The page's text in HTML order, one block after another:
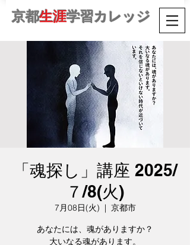
京都生涯学習カレッジ
「魂探し」講座 2025/
７/8(火)
7月08日(火)
  |
京都市
あなたには、魂がありますか？
大いなる魂があります。